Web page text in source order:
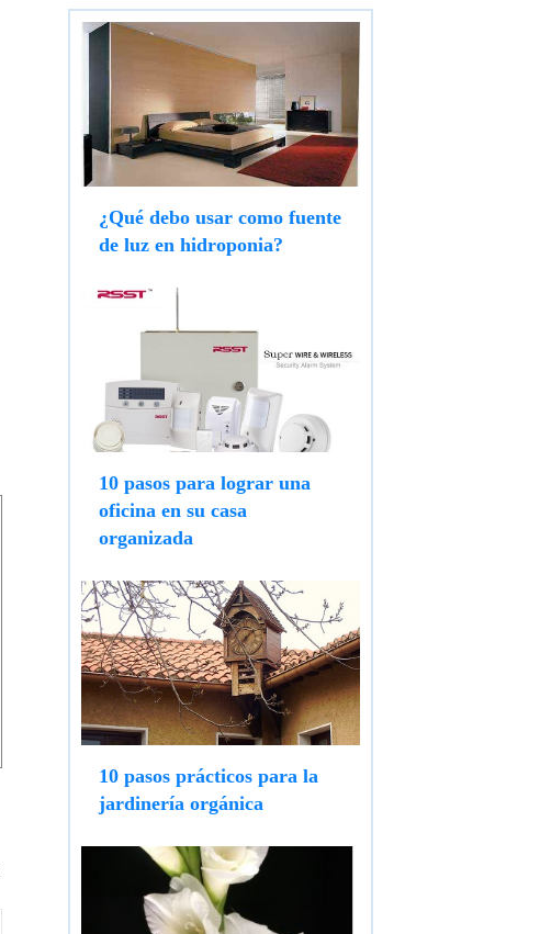
¿Qué debo usar como fuente
de luz en hidroponia?
10 pasos para lograr una
oficina en su casa
organizada
10 pasos prácticos para la
jardinería orgánica